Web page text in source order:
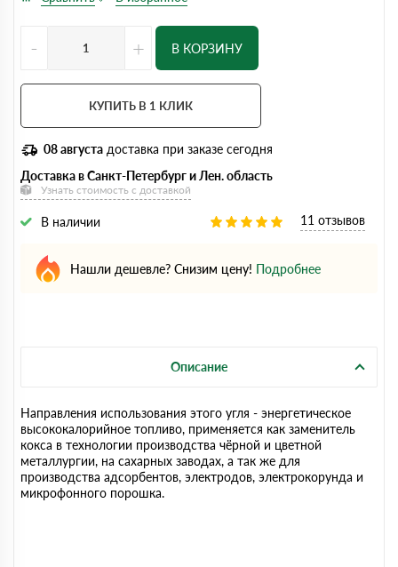
- + В КОРЗИНУ
КУПИТЬ В 1 КЛИК
08 августа доставка при заказе сегодня
Доставка в Санкт-Петербург и Лен. область
Узнать стоимость с доставкой
В наличии 11 отзывов
Нашли дешевле? Снизим цену! Подробнее
Описание
Направления использования этого угля - энергетическое
высококалорийное топливо, применяется как заменитель
кокса в технологии производства чёрной и цветной
металлургии, на сахарных заводах, а так же для
производства адсорбентов, электродов, электрокорунда и
микрофонного порошка.